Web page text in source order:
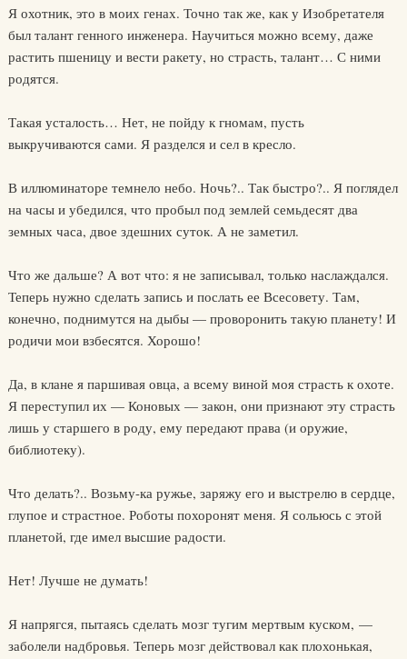
Я охотник, это в моих генах. Точно так же, как у Изобретателя
был талант генного инженера. Научиться можно всему, даже
растить пшеницу и вести ракету, но страсть, талант… С ними
родятся.
Такая усталость… Нет, не пойду к гномам, пусть
выкручиваются сами. Я разделся и сел в кресло.
В иллюминаторе темнело небо. Ночь?.. Так быстро?.. Я поглядел
на часы и убедился, что пробыл под землей семьдесят два
земных часа, двое здешних суток. А не заметил.
Что же дальше? А вот что: я не записывал, только наслаждался.
Теперь нужно сделать запись и послать ее Всесовету. Там,
конечно, поднимутся на дыбы — проворонить такую планету! И
родичи мои взбесятся. Хорошо!
Да, в клане я паршивая овца, а всему виной моя страсть к охоте.
Я переступил их — Коновых — закон, они признают эту страсть
лишь у старшего в роду, ему передают права (и оружие,
библиотеку).
Что делать?.. Возьму-ка ружье, заряжу его и выстрелю в сердце,
глупое и страстное. Роботы похоронят меня. Я сольюсь с этой
планетой, где имел высшие радости.
Нет! Лучше не думать!
Я напрягся, пытаясь сделать мозг тугим мертвым куском, —
заболели надбровья. Теперь мозг действовал как плохонькая,